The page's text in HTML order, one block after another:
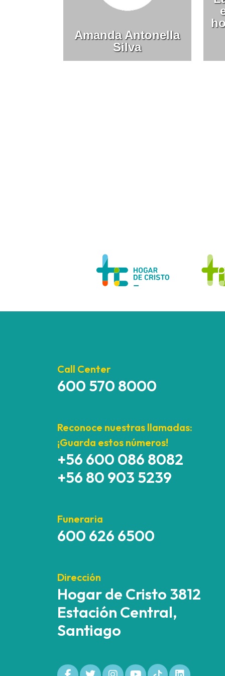
Amanda Antonella
Silva
Call Center
600 570 8000
Reconoce nuestras llamadas:
¡Guarda estos números!
+56 600 086 8082
+56 80 903 5239
Funeraria
600 626 6500
Dirección
Hogar de Cristo 3812
Estación Central,
Santiago